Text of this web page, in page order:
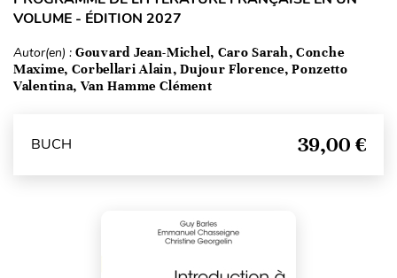
VOLUME - ÉDITION 2027
Autor(en) : Gouvard Jean-Michel, Caro Sarah, Conche
Maxime, Corbellari Alain, Dujour Florence, Ponzetto
Valentina, Van Hamme Clément
BUCH 39,00 €